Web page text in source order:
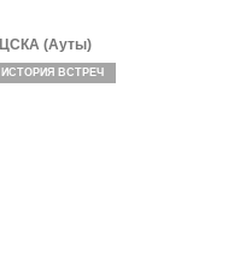
ЦСКА (Ауты)
ИСТОРИЯ ВСТРЕЧ